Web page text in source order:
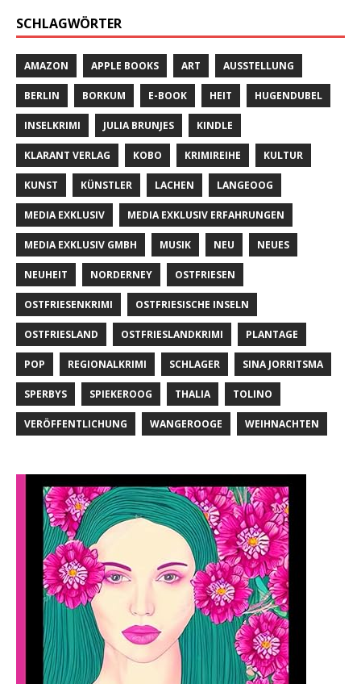
SCHLAGWÖRTER
AMAZON APPLE BOOKS ART AUSSTELLUNG
BERLIN BORKUM E-BOOK HEIT HUGENDUBEL
INSELKRIMI JULIA BRUNJES KINDLE
KLARANT VERLAG KOBO KRIMIREIHE KULTUR
KUNST KÜNSTLER LACHEN LANGEOOG
MEDIA EXKLUSIV MEDIA EXKLUSIV ERFAHRUNGEN
MEDIA EXKLUSIV GMBH MUSIK NEU NEUES
NEUHEIT NORDERNEY OSTFRIESEN
OSTFRIESENKRIMI OSTFRIESISCHE INSELN
OSTFRIESLAND OSTFRIESLANDKRIMI PLANTAGE
POP REGIONALKRIMI SCHLAGER SINA JORRITSMA
SPERBYS SPIEKEROOG THALIA TOLINO
VERÖFFENTLICHUNG WANGEROOGE WEIHNACHTEN